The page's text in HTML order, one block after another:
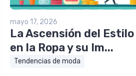
mayo 17, 2026
La Ascensión del
en la Ropa y su Im...
Tendencias de moda